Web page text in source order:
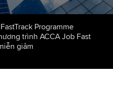
Programme
trình ACCA Job Fast
giảm